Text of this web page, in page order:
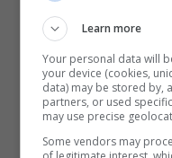
Learn more
Your personal data will
your device (cookies,
data) may be stored by,
partners, or used
may use precise
Some vendors may